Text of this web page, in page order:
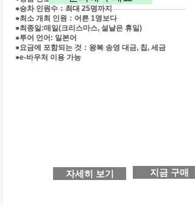
●승차 인원수：최대 25명까지
●최소 개최 인원：어른 1명보다
●최종일:매일(크리스마스, 설날은 휴일)
●투어 언어: 일본어
●요금에 포함되는 것：왕복 송영 대금, 칩, 세금
​●e-바우처 이용 가능
자세히 보기 지금 구매